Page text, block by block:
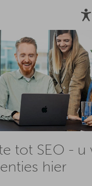
tot SEO - u
hier